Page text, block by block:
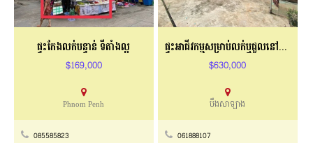
ផ្ទះកែងលក់បន្ទាន់ ទីតាំងល្អ
$169,000
Phnom Penh
085585823
ផ្ទះអាជីវកម្មសម្រាប់លក់ឬជួលនៅបឹងសាឡាង
$630,000
បឹងសាឡាង
061888107